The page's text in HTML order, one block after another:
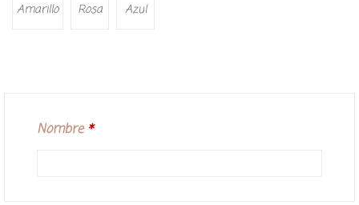
Amarillo Rosa Azul
Nombre *